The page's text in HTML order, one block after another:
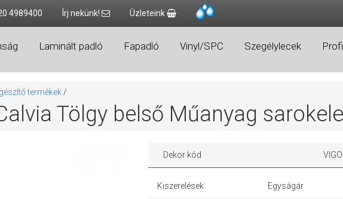
4989400 Írj nekünk! Üzleteink
Laminált padló Fapadló Vinyl/SPC Szegélylecek
termékek /
Tölgy belső Műanyag
Dekor kód
Kiszerelések Egyságár